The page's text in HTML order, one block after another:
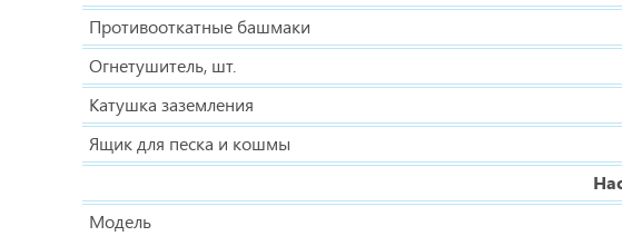
Противооткатные башмаки
Огнетушитель, шт.
Катушка заземления
Ящик для песка и кошмы
Модель